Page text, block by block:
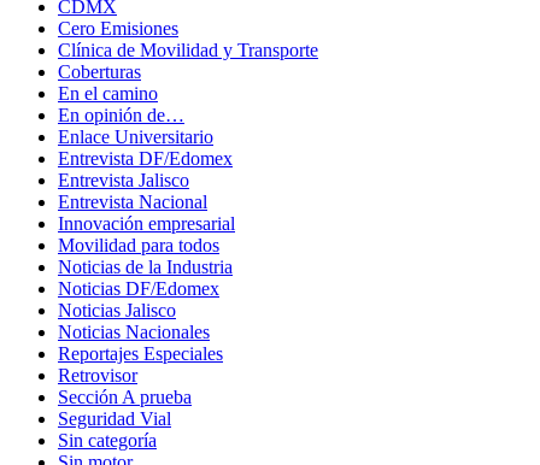
CDMX
Cero Emisiones
Clínica de Movilidad y Transporte
Coberturas
En el camino
En opinión de…
Enlace Universitario
Entrevista DF/Edomex
Entrevista Jalisco
Entrevista Nacional
Innovación empresarial
Movilidad para todos
Noticias de la Industria
Noticias DF/Edomex
Noticias Jalisco
Noticias Nacionales
Reportajes Especiales
Retrovisor
Sección A prueba
Seguridad Vial
Sin categoría